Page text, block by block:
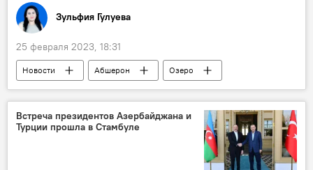
Зульфия Гулуева
25 февраля 2023, 18:31
Новости Абшерон
Озеро
Масазыр
Забрат
Загрязнение
Министерство экологии и природных ресурсов АР
Встреча президентов Азербайджана и
Турции прошла в Стамбуле